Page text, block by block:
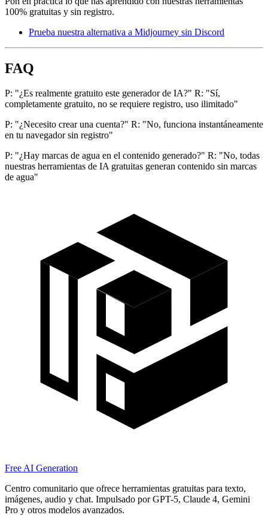
100% gratuitas y sin registro.
Prueba nuestra alternativa a Midjourney sin Discord
FAQ
P: "¿Es realmente gratuito este generador de IA?" R: "Sí,
completamente gratuito, no se requiere registro, uso ilimitado"
P: "¿Necesito crear una cuenta?" R: "No, funciona instantáneamente
en tu navegador sin registro"
P: "¿Hay marcas de agua en el contenido generado?" R: "No, todas
nuestras herramientas de IA gratuitas generan contenido sin marcas
de agua"
Free AI Generation
Centro comunitario que ofrece herramientas gratuitas para texto,
imágenes, audio y chat. Impulsado por GPT-5, Claude 4, Gemini
Pro y otros modelos avanzados.